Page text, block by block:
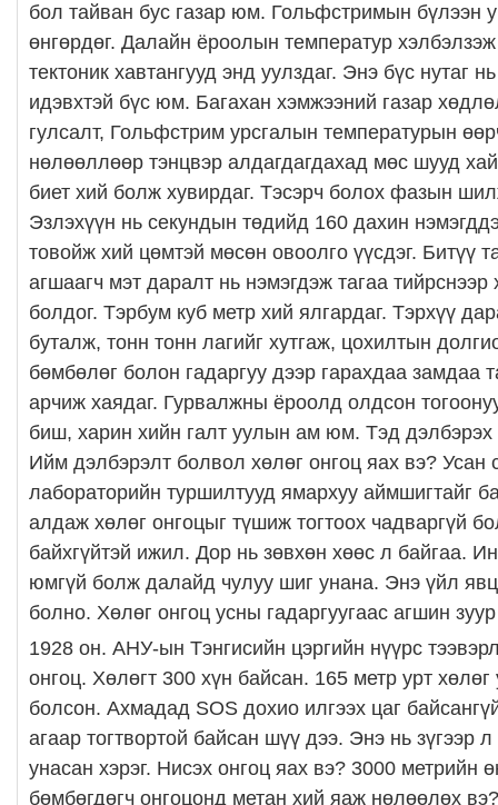
бол тайван бус газар юм. Гольфстримын бүлээн
өнгөрдөг. Далайн ёроолын температур
тектоник хавтангууд энд уулздаг. Энэ бүс нутаг
идэвхтэй бүс юм. Багахан хэмжээний газар
гулсалт, Гольфстрим урсгалын температурын
нөлөөллөөр тэнцвэр алдагдагдахад мөс шууд
биет хий болж хувирдаг. Тэсэрч болох фазын
Эзлэхүүн нь секундын төдийд 160 дахин
товойж хий цөмтэй мөсөн овоолго үүсдэг. Битүү
агшаагч мэт даралт нь нэмэгдэж тагаа тийрснээр
болдог. Тэрбум куб метр хий ялгардаг. Тэрхүү
буталж, тонн тонн лагийг хутгаж, цохилтын
бөмбөлөг болон гадаргуу дээр гарахдаа замдаа
арчиж хаядаг. Гурвалжны ёроолд олдсон
биш, харин хийн галт уулын ам юм. Тэд дэлбэрэх
Ийм дэлбэрэлт болвол хөлөг онгоц яах вэ? Усан
лабораторийн туршилтууд ямархуу аймшигтайг
алдаж хөлөг онгоцыг түшиж тогтоох чадваргүй
байхгүйтэй ижил. Дор нь зөвхөн хөөс л байгаа.
юмгүй болж далайд чулуу шиг унана. Энэ үйл
болно. Хөлөг онгоц усны гадаргуугаас агшин
1928 он. АНУ-ын Тэнгисийн цэргийн нүүрс
онгоц. Хөлөгт 300 хүн байсан. 165 метр урт хөлөг
болсон. Ахмадад SOS дохио илгээх цаг
агаар тогтвортой байсан шүү дээ. Энэ нь зүгээр
унасан хэрэг. Нисэх онгоц яах вэ? 3000 метрийн
бөмбөгдөгч онгоцонд метан хий яаж нөлөөлөх